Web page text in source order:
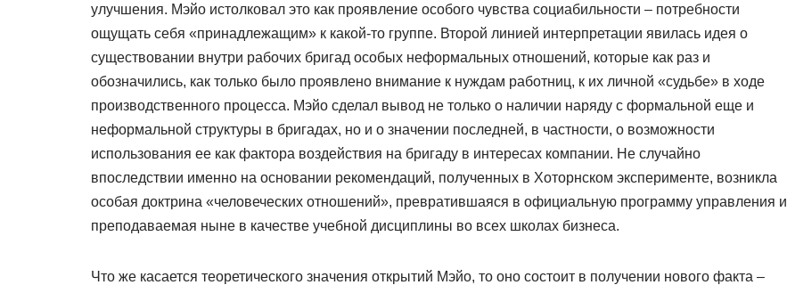
улучшения. Мэйо истолковал это как проявление особого чувства социабильности – потребности
ощущать себя «принадлежащим» к какой-то группе. Второй линией интерпретации явилась идея о
существовании внутри рабочих бригад особых неформальных отношений, которые как раз и
обозначились, как только было проявлено внимание к нуждам работниц, к их личной «судьбе» в ходе
производственного процесса. Мэйо сделал вывод не только о наличии наряду с формальной еще и
неформальной структуры в бригадах, но и о значении последней, в частности, о возможности
использования ее как фактора воздействия на бригаду в интересах компании. Не случайно
впоследствии именно на основании рекомендаций, полученных в Хоторнском эксперименте, возникла
особая доктрина «человеческих отношений», превратившаяся в официальную программу управления и
преподаваемая ныне в качестве учебной дисциплины во всех школах бизнеса.
Что же касается теоретического значения открытий Мэйо, то оно состоит в получении нового факта –